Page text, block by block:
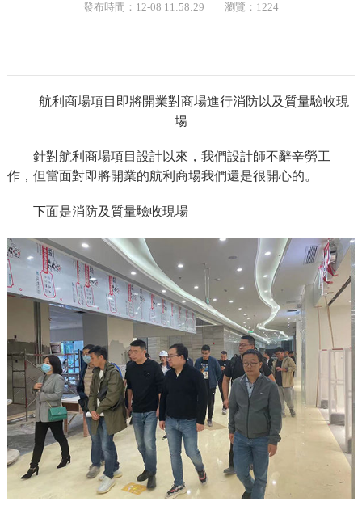
發布時間：12-08 11:58:29 瀏覽：1224
航利商場項目即將開業對商場進行消防以及質量驗收現
場
針對航利商場項目設計以來，我們設計師不辭辛勞工
作，但當面對即將開業的航利商場我們還是很開心的。
下面是消防及質量驗收現場